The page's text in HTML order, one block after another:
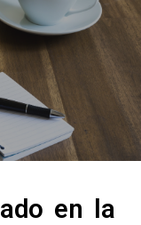
en la